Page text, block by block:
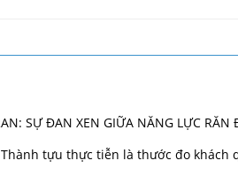
SỰ ĐAN XEN GIỮA NĂNG LỰC
tựu thực tiễn là thước đo khách